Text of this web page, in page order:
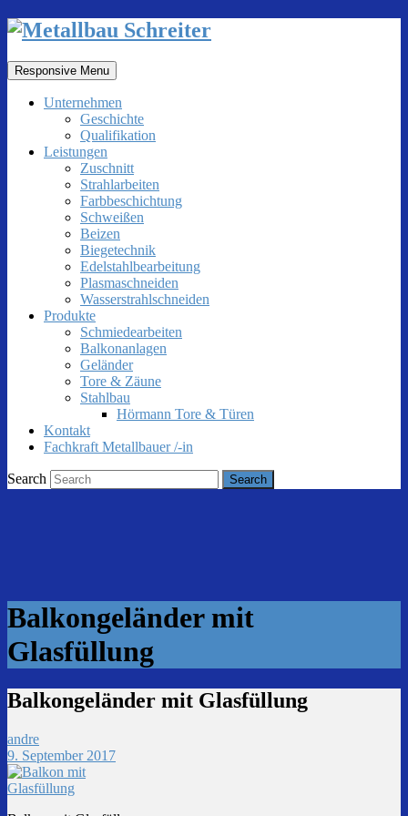
Responsive Menu
Unternehmen
Geschichte
Qualifikation
Leistungen
Zuschnitt
Strahlarbeiten
Farbbeschichtung
Schweißen
Beizen
Biegetechnik
Edelstahlbearbeitung
Plasmaschneiden
Wasserstrahlschneiden
Produkte
Schmiedearbeiten
Balkonanlagen
Geländer
Tore & Zäune
Stahlbau
Hörmann Tore & Türen
Kontakt
Fachkraft Metallbauer /-in
Search
Balkongeländer mit
Glasfüllung
Balkongeländer mit Glasfüllung
andre
9. September 2017